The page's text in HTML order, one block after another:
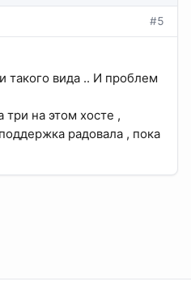
#5
такого вида .. И проблем
на этом хосте ,
радовала , пока